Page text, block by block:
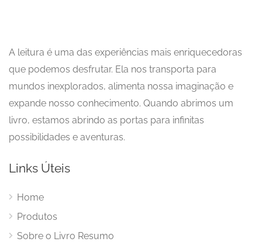
A leitura é uma das experiências mais enriquecedoras
que podemos desfrutar. Ela nos transporta para
mundos inexplorados, alimenta nossa imaginação e
expande nosso conhecimento. Quando abrimos um
livro, estamos abrindo as portas para infinitas
possibilidades e aventuras.
Links Úteis
Home
Produtos
Sobre o Livro Resumo